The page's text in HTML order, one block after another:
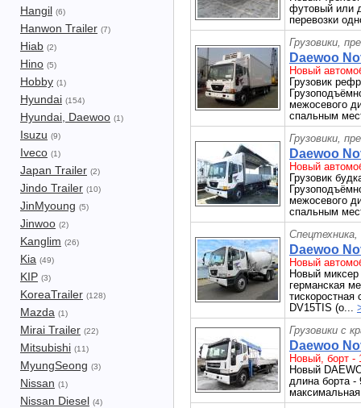
Hangil (6)
Hanwon Trailer (7)
Hiab (2)
Hino (5)
Hobby (1)
Hyundai (154)
Hyundai, Daewoo (1)
Isuzu (9)
Iveco (1)
Japan Trailer (2)
Jindo Trailer (10)
JinMyoung (5)
Jinwoo (2)
Kanglim (26)
Kia (49)
KIP (3)
KoreaTrailer (128)
Mazda (1)
Mirai Trailer (22)
Mitsubishi (11)
MyungSeong (3)
Nissan (1)
Nissan Diesel (4)
футовый или
перевозки
Грузовики,
Daewoo
Новый
Грузовик
межосевого
спальным
Грузовики,
Daewoo
Новый
Грузовик
межосевого
спальным
Daewoo
Новый
Новый
германская
DV15TIS (о...
Грузовики с
Daewoo
Новый, борт -
Новый
длина борта -